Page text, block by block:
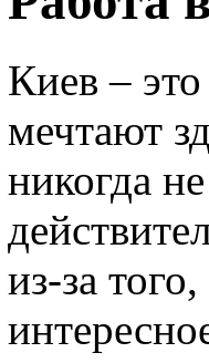
Киев –
мечтают
никогда
из-за